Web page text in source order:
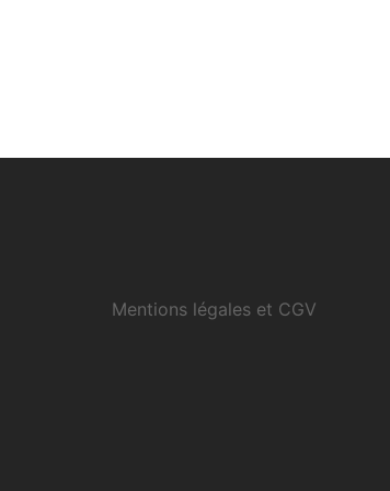
Mentions légales et CGV